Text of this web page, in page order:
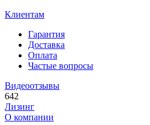
Клиентам
Гарантия
Доставка
Оплата
Частые вопросы
Видеоотзывы
642
Лизинг
О компании